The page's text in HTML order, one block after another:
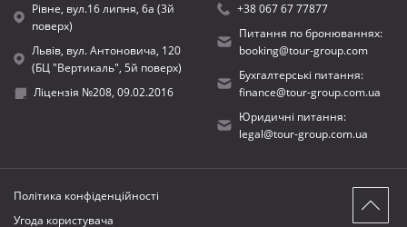
Рівне, вул.16 липня, 6а (3й
поверх)
Львів, вул. Антоновича, 120
(БЦ "Вертикаль", 5й поверх)
Ліцензія №208, 09.02.2016
+38 067 67 77877
Питання по бронюваннях:
booking@tour-group.com
Бухгалтерські питання:
finance@tour-group.com.ua
Юридичні питання:
legal@tour-group.com.ua
Політика конфіденційності
Угода користувача